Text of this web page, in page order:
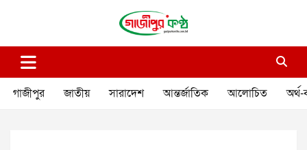
গাজীপুর কণ্ঠ
গাজীপুর জাতীয় সারাদেশ আন্তর্জাতিক আলোচিত অর্থ-